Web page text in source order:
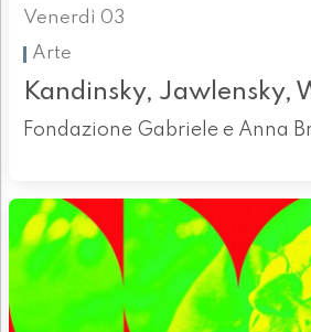
Venerdì 03
Arte
Kandinsky, Jawlensky,
Fondazione Gabriele e Anna